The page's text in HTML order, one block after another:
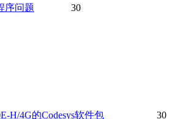
序问题 30
H/4G的Codesys软件包 30